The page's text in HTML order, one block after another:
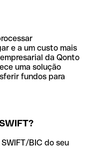
e a um custo mais
da Qonto
uma solução
fundos para
BIC do seu